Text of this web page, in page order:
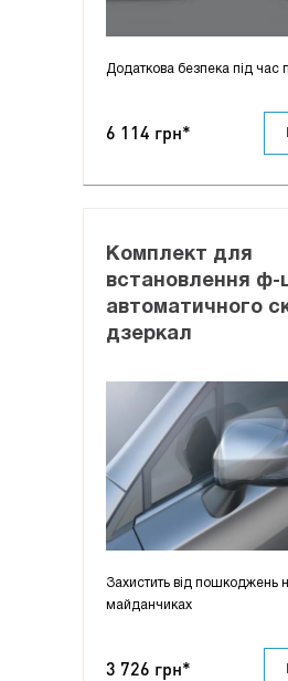
Додаткова безпека під час
6 114 грн*
Комплект для
встановлення ф-
автоматичного
дзеркал
Захистить від пошкоджень
майданчиках
3 726 грн*